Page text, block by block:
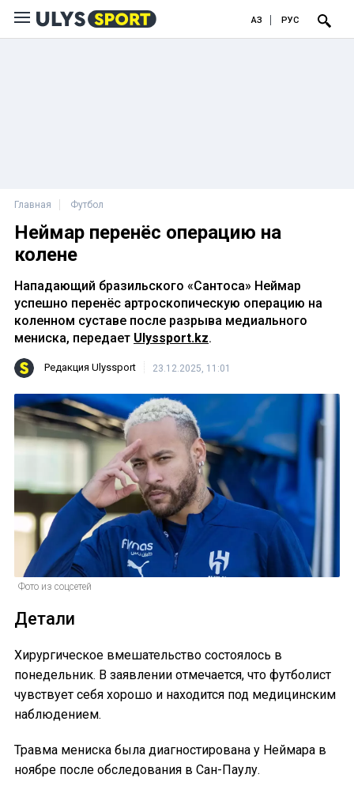
ҚАЗ РУС
Главная Футбол
Неймар перенёс операцию на
колене
Нападающий бразильского «Сантоса» Неймар
успешно перенёс артроскопическую операцию на
коленном суставе после разрыва медиального
мениска, передает Ulyssport.kz.
Редакция Ulyssport 23.12.2025, 11:01
Фото из соцсетей
Детали
Хирургическое вмешательство состоялось в
понедельник. В заявлении отмечается, что футболист
чувствует себя хорошо и находится под медицинским
наблюдением.
Травма мениска была диагностирована у Неймара в
ноябре после обследования в Сан-Паулу.